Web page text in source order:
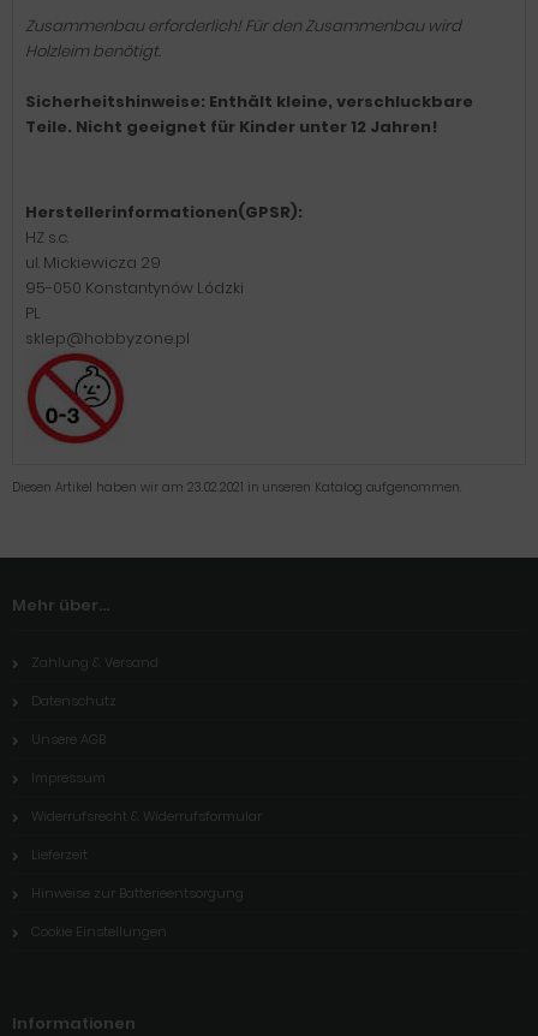
Zusammenbau erforderlich! Für den Zusammenbau wird
Holzleim benötigt.
Sicherheitshinweise: Enthält kleine, verschluckbare
Teile. Nicht geeignet für Kinder unter 12 Jahren!
Herstellerinformationen(GPSR):
HZ s.c.
ul. Mickiewicza 29
95-050 Konstantynów Lódzki
PL
sklep@hobbyzone.pl
Diesen Artikel haben wir am 23.02.2021 in unseren Katalog aufgenommen.
Mehr über...
Zahlung & Versand
Datenschutz
Unsere AGB
Impressum
Widerrufsrecht & Widerrufsformular
Lieferzeit
Hinweise zur Batterieentsorgung
Cookie Einstellungen
Informationen